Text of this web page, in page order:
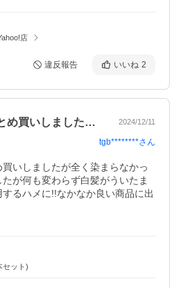
店
違反報告 いいね 2
期待も込めて２本まとめ買いしましたが全… 2024/12/11
tgb********さん
いしましたが全く染まらなかっ
が何も変わらず白髪がういたま
るハメに!!なかなか良い商品に出
セット)